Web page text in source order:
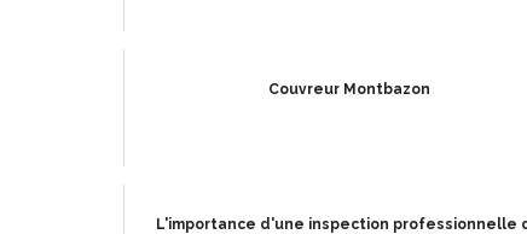
Couvreur Montbazon
L'importance d'une inspection professionnelle